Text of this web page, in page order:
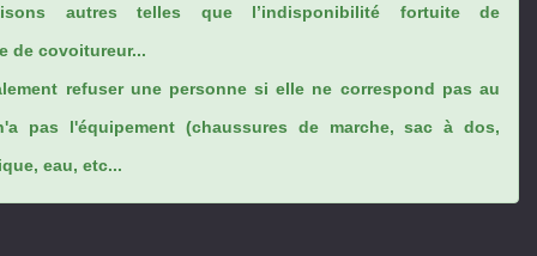
autres telles que l’indisponibilité fortuite de
de covoitureur...
refuser une personne si elle ne correspond pas au
pas l'équipement (chaussures de marche, sac à dos,
eau, etc...